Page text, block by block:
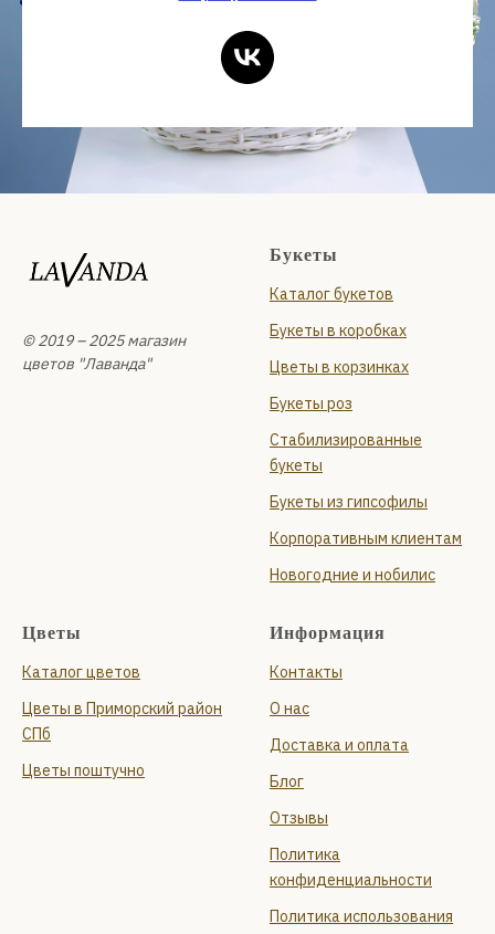
© 2019 – 2025 магазин
цветов "Лаванда"
Букеты
Каталог букетов
Букеты в коробках
Цветы в корзинках
Букеты роз
Стабилизированные
букеты
Букеты из гипсофилы
Корпоративным клиентам
Новогодние и нобилис
Цветы
Каталог цветов
Цветы в Приморский район
СПб
Цветы поштучно
Информация
Контакты
О нас
Доставка и оплата
Блог
Отзывы
Политика
конфиденциальности
Политика использования